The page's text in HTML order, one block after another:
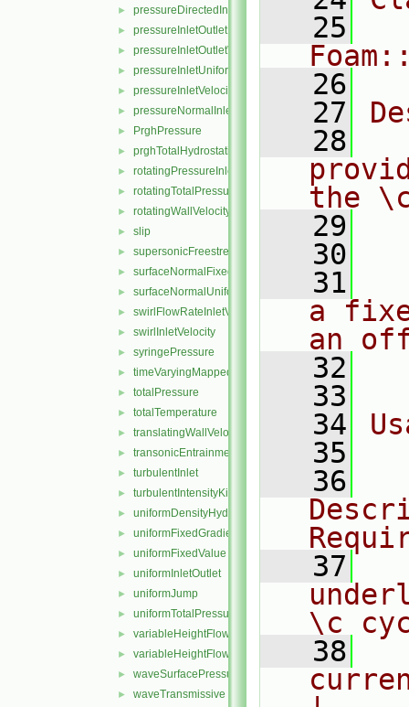
► pressureDirectedInletVelocity
► pressureInletOutletParSlipVelocity
► pressureInletOutletVelocity
► pressureInletUniformVelocity
► pressureInletVelocity
► pressureNormalInletOutletVelocity
► PrghPressure
► prghTotalHydrostaticPressure
► rotatingPressureInletOutletVelocity
► rotatingTotalPressure
► rotatingWallVelocity
► slip
► supersonicFreestream
► surfaceNormalFixedValue
► surfaceNormalUniformFixedValue
► swirlFlowRateInletVelocity
► swirlInletVelocity
► syringePressure
► timeVaryingMappedFixedValue
► totalPressure
► totalTemperature
► translatingWallVelocity
► transonicEntrainmentPressure
► turbulentInlet
► turbulentIntensityKineticEnergyInlet
► uniformDensityHydrostaticPressure
► uniformFixedGradient
► uniformFixedValue
► uniformInletOutlet
► uniformJump
► uniformTotalPressure
► variableHeightFlowRate
► variableHeightFlowRateInletVelocity
► waveSurfacePressure
► waveTransmissive
   25
   26
   27
   28
the
   29
   30
   31
a
an
   32
   33
   34
   35
   36
   37
\c
   38